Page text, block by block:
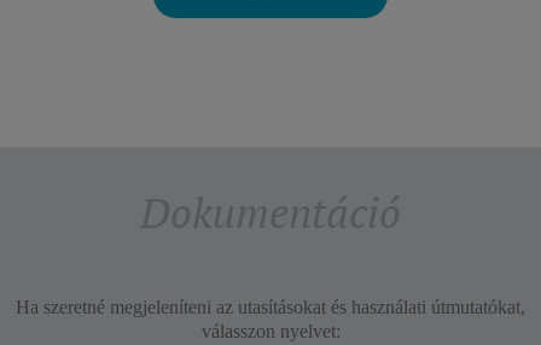
Dokumentáció
Ha szeretné megjeleníteni az utasításokat és használati útmutatókat,
válasszon nyelvet: